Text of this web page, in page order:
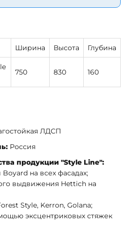
Ширина Высота Глубина
750 830 160
ЛДСП
Россия
продукции "Style Line":
на всех фасадах;
выдвижения Hettich на
Style, Kerron, Golana;
эксцентриковых стяжек